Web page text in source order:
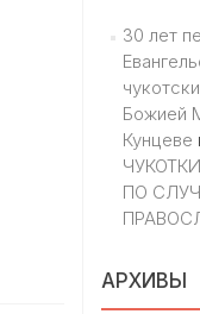
30 лет
Божией
Кунцеве
ПО
АРХИВЫ